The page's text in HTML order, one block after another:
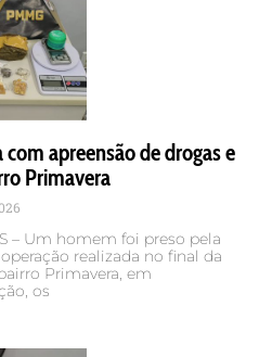
apreensão de drogas e
Primavera
– Um homem foi preso pela
realizada no final da
Primavera, em
os